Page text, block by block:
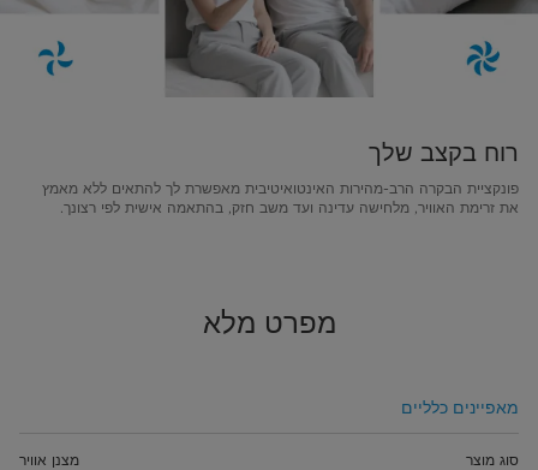
רוח בקצב שלך
פונקציית הבקרה הרב-מהירות האינטואיטיבית מאפשרת לך להתאים ללא מאמץ
את זרימת האוויר, מלחישה עדינה ועד משב חזק, בהתאמה אישית לפי רצונך.
מפרט מלא
מאפיינים כלליים
סוג מוצר מצנן אוויר